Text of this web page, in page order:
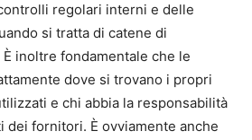
regolari interni e delle
si tratta di catene di
inoltre fondamentale che le
dove si trovano i propri
e chi abbia la responsabilità
dei fornitori. È ovviamente anche